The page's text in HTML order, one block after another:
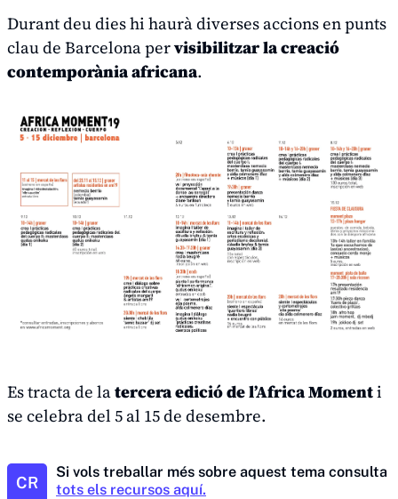
Durant deu dies hi haurà diverses accions en punts
clau de Barcelona pervisibilitzarla creació
contemporània africana.
Es tracta de latercera edició de l’Africa Momenti
se celebra del 5 al 15 de desembre.
CR
Si vols treballar més sobre aquest tema consulta
tots els recursos aquí.